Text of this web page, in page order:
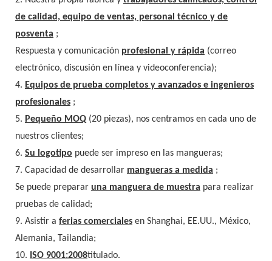
de calidad, equipo de ventas, personal técnico y de
posventa ;
Respuesta y comunicación profesional y rápida (correo
electrónico, discusión en línea y videoconferencia);
4. Equipos de prueba completos y avanzados e ingenieros
profesionales ;
5. Pequeño MOQ (20 piezas), nos centramos en cada uno de
nuestros clientes;
6. Su logotipo puede ser impreso en las mangueras;
7. Capacidad de desarrollar mangueras a medida ;
Se puede preparar una manguera de muestra para realizar
pruebas de calidad;
9. Asistir a ferias comerciales en Shanghai, EE.UU., México,
Alemania, Tailandia;
10. ISO 9001:2008titulado.